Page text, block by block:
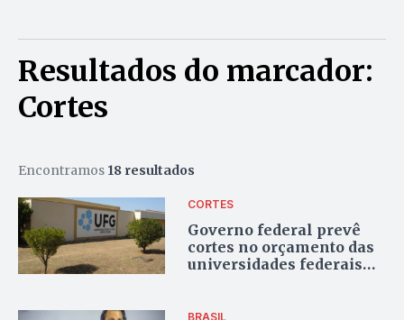
Resultados do marcador:
Cortes
Encontramos 18 resultados
CORTES
Governo federal prevê
cortes no orçamento das
universidades federais
BRASIL